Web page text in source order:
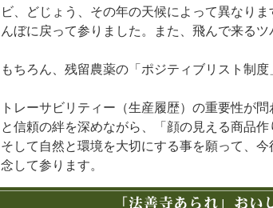
ビ、どじょう、その年の天候によって異なり
んぼに戻って参りました。また、飛んで来るツ
もちろん、残留農薬の「ポジティブリスト制度
トレーサビリティー（生産履歴）の重要性が
と信頼の絆を深めながら、「顔の見える商品作
そして自然と環境を大切にする事を願って、
念して参ります。